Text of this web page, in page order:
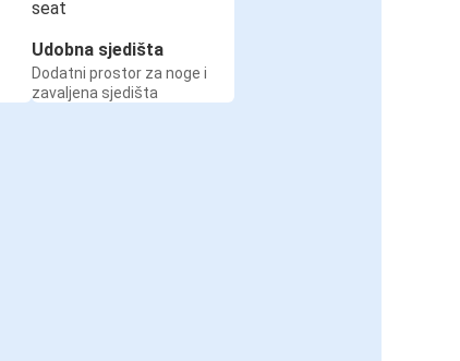
Udobna sjedišta
Dodatni prostor za noge i
zavaljena sjedišta